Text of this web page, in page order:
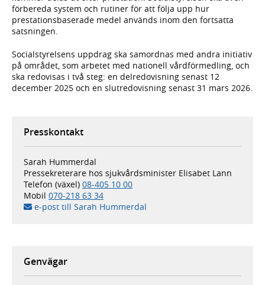
förbereda system och rutiner för att följa upp hur
prestationsbaserade medel används inom den fortsatta
satsningen.
Socialstyrelsens uppdrag ska samordnas med andra initiativ
på området, som arbetet med nationell vårdförmedling, och
ska redovisas i två steg: en delredovisning senast 12
december 2025 och en slutredovisning senast 31 mars 2026.
Presskontakt
Sarah Hummerdal
Pressekreterare hos sjukvårdsminister Elisabet Lann
Telefon (växel) 08-405 10 00
Mobil 070-218 63 34
e-post till Sarah Hummerdal
Genvägar